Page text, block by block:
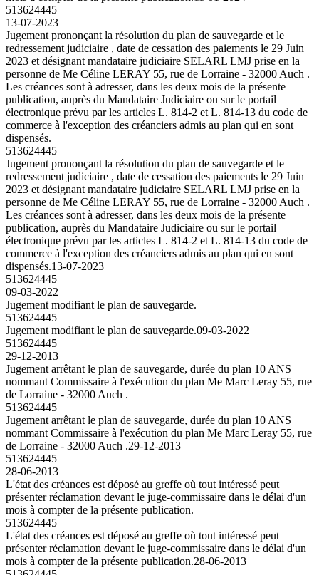
513624445
13-07-2023
Jugement prononçant la résolution du plan de sauvegarde et le
redressement judiciaire , date de cessation des paiements le 29 Juin
2023 et désignant mandataire judiciaire SELARL LMJ prise en la
personne de Me Céline LERAY 55, rue de Lorraine - 32000 Auch .
Les créances sont à adresser, dans les deux mois de la présente
publication, auprès du Mandataire Judiciaire ou sur le portail
électronique prévu par les articles L. 814-2 et L. 814-13 du code de
commerce à l'exception des créanciers admis au plan qui en sont
dispensés.
513624445
Jugement prononçant la résolution du plan de sauvegarde et le
redressement judiciaire , date de cessation des paiements le 29 Juin
2023 et désignant mandataire judiciaire SELARL LMJ prise en la
personne de Me Céline LERAY 55, rue de Lorraine - 32000 Auch .
Les créances sont à adresser, dans les deux mois de la présente
publication, auprès du Mandataire Judiciaire ou sur le portail
électronique prévu par les articles L. 814-2 et L. 814-13 du code de
commerce à l'exception des créanciers admis au plan qui en sont
dispensés.13-07-2023
513624445
09-03-2022
Jugement modifiant le plan de sauvegarde.
513624445
Jugement modifiant le plan de sauvegarde.09-03-2022
513624445
29-12-2013
Jugement arrêtant le plan de sauvegarde, durée du plan 10 ANS
nommant Commissaire à l'exécution du plan Me Marc Leray 55, rue
de Lorraine - 32000 Auch .
513624445
Jugement arrêtant le plan de sauvegarde, durée du plan 10 ANS
nommant Commissaire à l'exécution du plan Me Marc Leray 55, rue
de Lorraine - 32000 Auch .29-12-2013
513624445
28-06-2013
L'état des créances est déposé au greffe où tout intéressé peut
présenter réclamation devant le juge-commissaire dans le délai d'un
mois à compter de la présente publication.
513624445
L'état des créances est déposé au greffe où tout intéressé peut
présenter réclamation devant le juge-commissaire dans le délai d'un
mois à compter de la présente publication.28-06-2013